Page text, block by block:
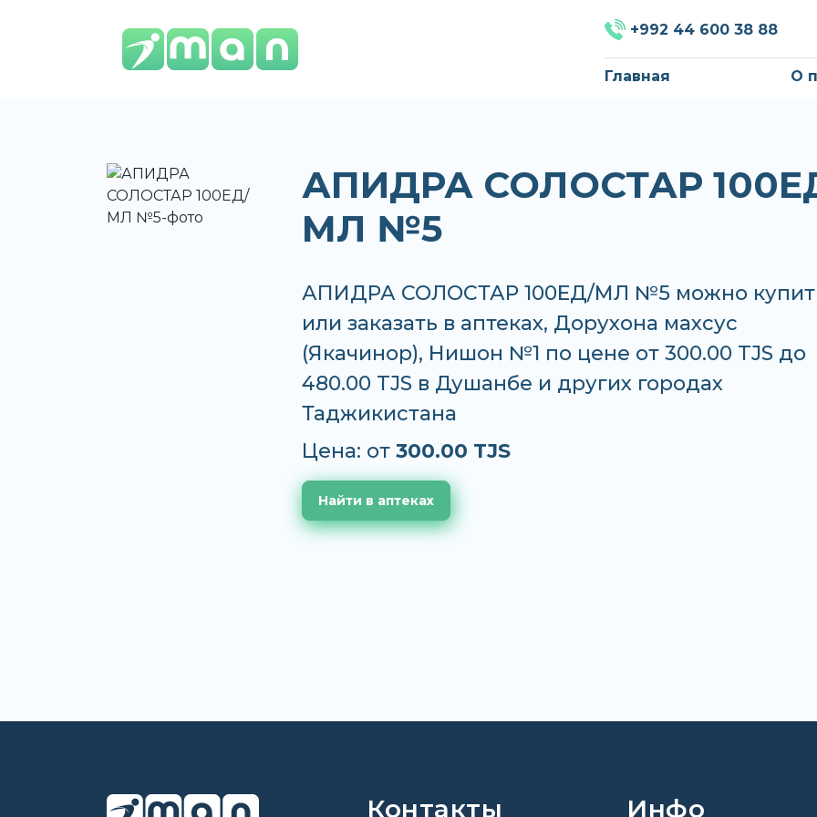
+992 44 600 38 88
Главная О
АПИДРА СОЛОСТАР
МЛ №5
АПИДРА СОЛОСТАР 100ЕД/МЛ №5 можно
или заказать в аптеках, Дорухона махсус
(Якачинор), Нишон №1 по цене от 300.00 TJS до
480.00 TJS в Душанбе и других городах
Таджикистана
Цена: от 300.00 TJS
Найти в аптеках
Контакты Инфо